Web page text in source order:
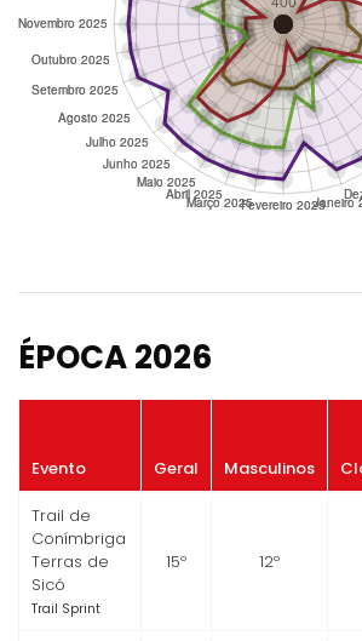
ÉPOCA 2026
Evento Geral Masculinos
Trail de
Conímbriga
Terras de
Sicó
Trail Sprint
15º 12º